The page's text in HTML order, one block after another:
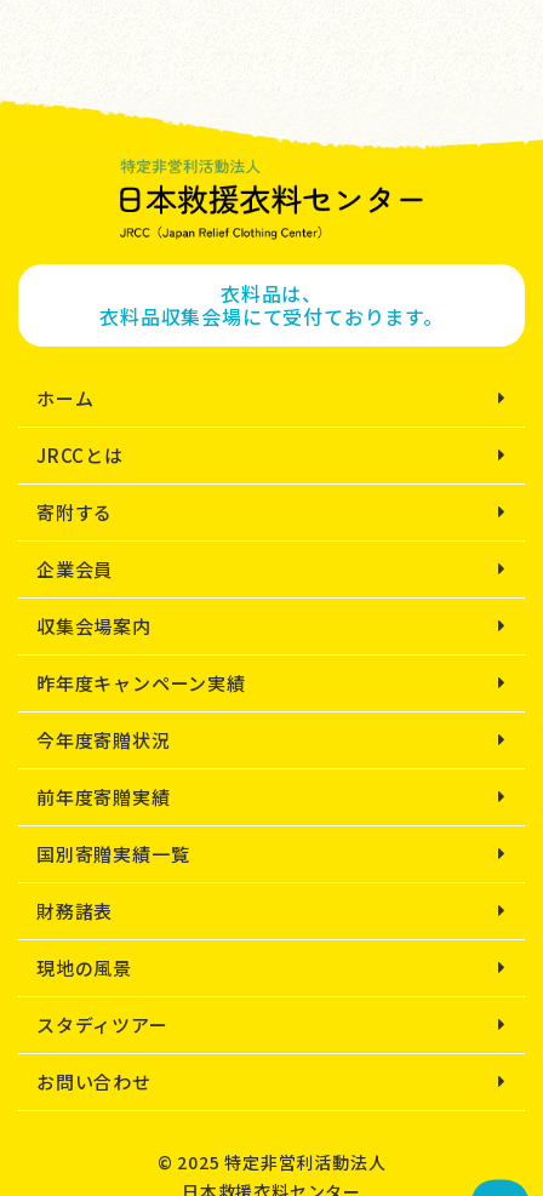
衣料品は、
衣料品収集会場にて受付ております。
ホーム
JRCCとは
寄附する
企業会員
収集会場案内
昨年度キャンペーン実績
今年度寄贈状況
前年度寄贈実績
国別寄贈実績一覧
財務諸表
現地の風景
スタディツアー
お問い合わせ
© 2025 特定非営利活動法人
日本救援衣料センター